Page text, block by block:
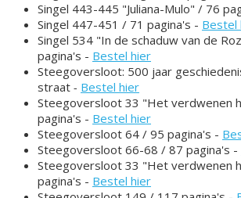
Singel 443-445 "Juliana-Mulo" / 76
Singel 447-451 / 71 pagina's - Bestel
Singel 534 "In de schaduw van de
pagina's - Bestel hier
Steegoversloot: 500 jaar
straat - Bestel hier
Steegoversloot 33 "Het verdwenen
pagina's - Bestel hier
Steegoversloot 64 / 95 pagina's -
Steegoversloot 66-68 / 87 pagina's -
Steegoversloot 33 "Het verdwenen
pagina's - Bestel hier